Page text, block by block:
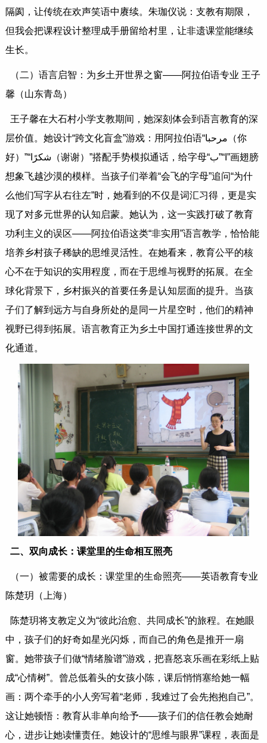
隔阂，让传统在欢声笑语中赓续。朱珈仪说：支教有期限，
但我会把课程设计整理成手册留给村里，让非遗课堂能继续
生长。
（二）语言启智：为乡土开世界之窗——阿拉伯语专业 王子
馨（山东青岛）
王子馨在大石村小学支教期间，她深刻体会到语言教育的深
层价值。她设计“跨文化盲盒”游戏：用阿拉伯语“مرحبا（你
好）”“شكرًا（谢谢）”搭配手势模拟通话，给字母“ﺍ“”ﺏ”画翅膀
想象飞越沙漠的模样。当孩子们举着“会飞的字母”追问“为什
么他们写字从右往左”时，她看到的不仅是词汇习得，更是实
现了对多元世界的认知启蒙。她认为，这一实践打破了教育
功利主义的误区——阿拉伯语这类“非实用”语言教学，恰恰能
培养乡村孩子稀缺的思维灵活性。在她看来，教育公平的核
心不在于知识的实用程度，而在于思维与视野的拓展。在全
球化背景下，乡村振兴的首要任务是认知层面的提升。当孩
子们了解到远方与自身所处的是同一片星空时，他们的精神
视野已得到拓展。语言教育正为乡土中国打通连接世界的文
化通道。
二、双向成长：课堂里的生命相互照亮
（一）被需要的成长：课堂里的生命照亮——英语教育专业
陈楚玥（上海）
陈楚玥将支教定义为“彼此治愈、共同成长”的旅程。在她眼
中，孩子们的好奇如星光闪烁，而自己的角色是推开一扇
窗。她带孩子们做“情绪脸谱”游戏，把喜怒哀乐画在彩纸上贴
成“心情树”。曾总低着头的女孩小陈，课后悄悄塞给她一幅
画：两个牵手的小人旁写着“老师，我难过了会先抱抱自己”。
这让她顿悟：教育从非单向给予——孩子们的信任教会她耐
心，进步让她读懂责任。她设计的“思维与眼界”课程，表面是